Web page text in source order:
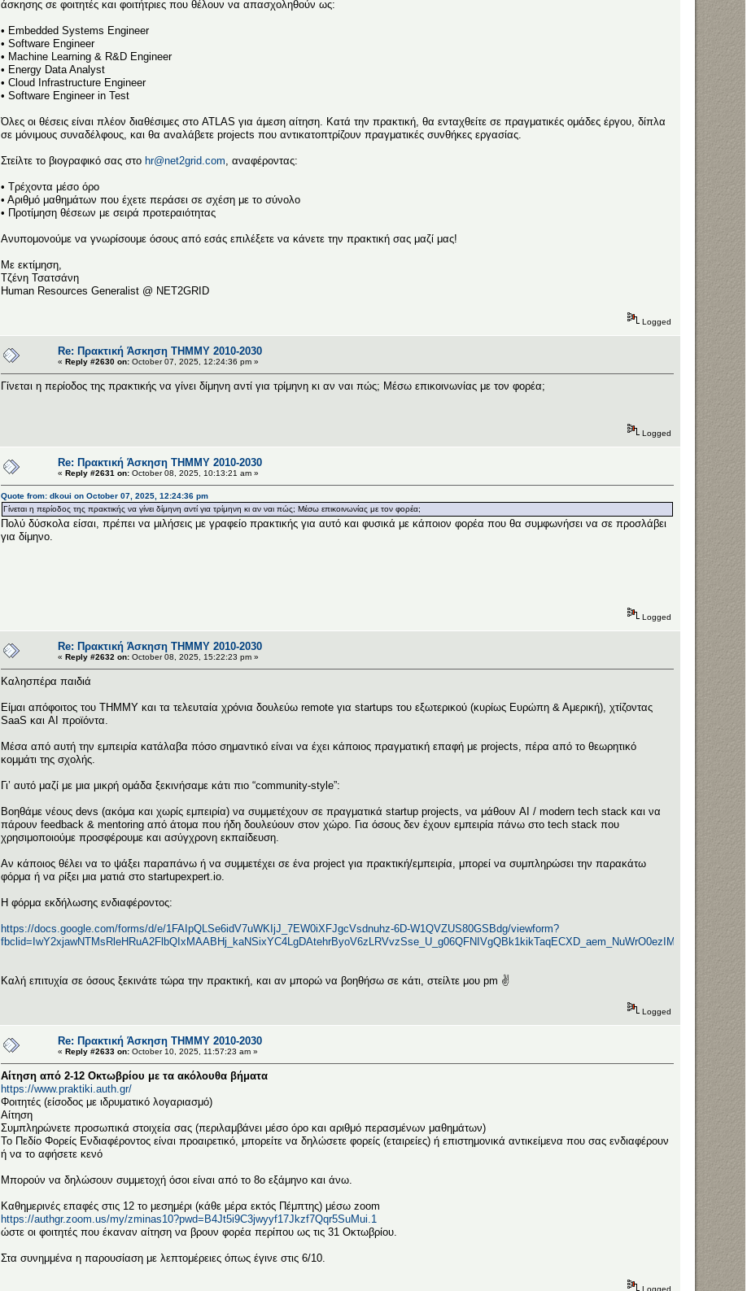
άσκησης σε φοιτητές και φοιτήτριες που θέλουν να απασχοληθούν ως:
• Embedded Systems Engineer
• Software Engineer
• Machine Learning & R&D Engineer
• Energy Data Analyst
• Cloud Infrastructure Engineer
• Software Engineer in Test
Όλες οι θέσεις είναι πλέον διαθέσιμες στο ATLAS για άμεση αίτηση. Κατά την πρακτική, θα ενταχθείτε σε πραγματικές ομάδες έργου, δίπλα
σε μόνιμους συναδέλφους, και θα αναλάβετε projects που αντικατοπτρίζουν πραγματικές συνθήκες εργασίας.
Στείλτε το βιογραφικό σας στο hr@net2grid.com , αναφέροντας:
• Τρέχοντα μέσο όρο
• Αριθμό μαθημάτων που έχετε περάσει σε σχέση με το σύνολο
• Προτίμηση θέσεων με σειρά προτεραιότητας
Ανυπομονούμε να γνωρίσουμε όσους από εσάς επιλέξετε να κάνετε την πρακτική σας μαζί μας!
Με εκτίμηση,
Τζένη Τσατσάνη
Human Resources Generalist @ NET2GRID
Logged
Re: Πρακτική Άσκηση ΤΗΜΜΥ 2010-2030
« Reply #2630 on: October 07, 2025, 12:24:36 pm »
Γίνεται η περίοδος της πρακτικής να γίνει δίμηνη αντί για τρίμηνη κι αν ναι πώς; Μέσω επικοινωνίας με τον φορέα;
Logged
Re: Πρακτική Άσκηση ΤΗΜΜΥ 2010-2030
« Reply #2631 on: October 08, 2025, 10:13:21 am »
Quote from: dkoui on October 07, 2025, 12:24:36 pm
Γίνεται η περίοδος της πρακτικής να γίνει δίμηνη αντί για τρίμηνη κι αν ναι πώς; Μέσω επικοινωνίας με τον φορέα;
Πολύ δύσκολα είσαι, πρέπει να μιλήσεις με γραφείο πρακτικής για αυτό και φυσικά με κάποιον φορέα που θα συμφωνήσει να σε προσλάβει
για δίμηνο.
Logged
Re: Πρακτική Άσκηση ΤΗΜΜΥ 2010-2030
« Reply #2632 on: October 08, 2025, 15:22:23 pm »
Καλησπέρα παιδιά
Είμαι απόφοιτος του ΤΗΜΜΥ και τα τελευταία χρόνια δουλεύω remote για startups του εξωτερικού (κυρίως Ευρώπη & Αμερική), χτίζοντας
SaaS και AI προϊόντα.
Μέσα από αυτή την εμπειρία κατάλαβα πόσο σημαντικό είναι να έχει κάποιος πραγματική επαφή με projects, πέρα από το θεωρητικό
κομμάτι της σχολής.
Γι’ αυτό μαζί με μια μικρή ομάδα ξεκινήσαμε κάτι πιο “community-style”:
Βοηθάμε νέους devs (ακόμα και χωρίς εμπειρία) να συμμετέχουν σε πραγματικά startup projects, να μάθουν AI / modern tech stack και να
πάρουν feedback & mentoring από άτομα που ήδη δουλεύουν στον χώρο. Για όσους δεν έχουν εμπειρία πάνω στο tech stack που
χρησιμοποιούμε προσφέρουμε και ασύγχρονη εκπαίδευση.
Αν κάποιος θέλει να το ψάξει παραπάνω ή να συμμετέχει σε ένα project για πρακτική/εμπειρία, μπορεί να συμπληρώσει την παρακάτω
φόρμα ή να ρίξει μια ματιά στο startupexpert.io.
H φόρμα εκδήλωσης ενδιαφέροντος:
https://docs.google.com/forms/d/e/1FAIpQLSe6idV7uWKIjJ_7EW0iXFJgcVsdnuhz-6D-W1QVZUS80GSBdg/viewform?
fbclid=IwY2xjawNTMsRleHRuA2FlbQIxMAABHj_kaNSixYC4LgDAtehrByoV6zLRVvzSse_U_g06QFNIVgQBk1kikTaqECXD_aem_NuWrO0ezIMJWKJKh0pyfIA
Καλή επιτυχία σε όσους ξεκινάτε τώρα την πρακτική, και αν μπορώ να βοηθήσω σε κάτι, στείλτε μου pm ✌️
Logged
Re: Πρακτική Άσκηση ΤΗΜΜΥ 2010-2030
« Reply #2633 on: October 10, 2025, 11:57:23 am »
Αίτηση από 2-12 Οκτωβρίου με τα ακόλουθα βήματα
https://www.praktiki.auth.gr/
Φοιτητές (είσοδος με ιδρυματικό λογαριασμό)
Αίτηση
Συμπληρώνετε προσωπικά στοιχεία σας (περιλαμβάνει μέσο όρο και αριθμό περασμένων μαθημάτων)
Το Πεδίο Φορείς Ενδιαφέροντος είναι προαιρετικό, μπορείτε να δηλώσετε φορείς (εταιρείες) ή επιστημονικά αντικείμενα που σας ενδιαφέρουν
ή να το αφήσετε κενό
Μπορούν να δηλώσουν συμμετοχή όσοι είναι από το 8ο εξάμηνο και άνω.
Καθημερινές επαφές στις 12 το μεσημέρι (κάθε μέρα εκτός Πέμπτης) μέσω zoom
https://authgr.zoom.us/my/zminas10?pwd=B4Jt5i9C3jwyyf17Jkzf7Qqr5SuMui.1
ώστε οι φοιτητές που έκαναν αίτηση να βρουν φορέα περίπου ως τις 31 Οκτωβρίου.
Στα συνημμένα η παρουσίαση με λεπτομέρειες όπως έγινε στις 6/10.
Logged